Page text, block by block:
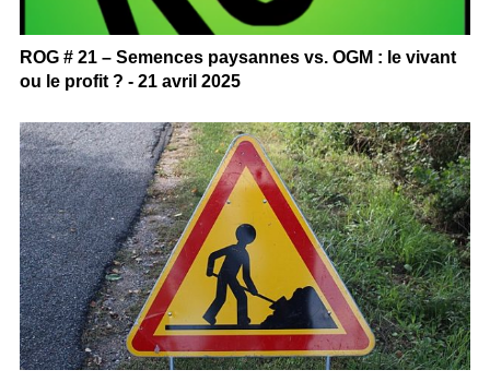
ROG # 21 – Semences paysannes vs. OGM : le vivant
ou le profit ? - 21 avril 2025